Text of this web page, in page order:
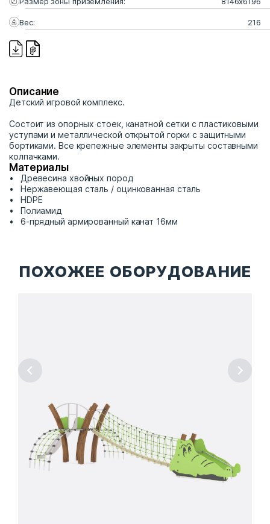
Вес: 216
Описание
Детский игровой комплекс.
Состоит из опорных стоек, канатной сетки с пластиковыми
уступами и металлической открытой горки с защитными
бортиками. Все крепежные элементы закрыты составными
колпачками.
Материалы
Древесина хвойных пород
Нержавеющая сталь / оцинкованная сталь
HDPE
Полиамид
6-прядный армированный канат 16мм
ПОХОЖЕЕ ОБОРУДОВАНИЕ